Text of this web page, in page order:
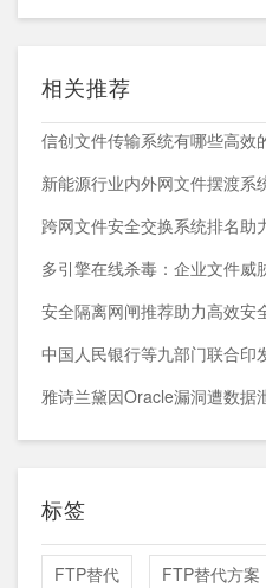
相关推荐
信创文件传输系统有哪些高效
跨网文件安全交换系统排名助
多引擎在线杀毒：企业文件威
安全隔离网闸推荐助力高效安
雅诗兰黛因Oracle漏洞遭数据
标签
FTP替代 FTP替代方案